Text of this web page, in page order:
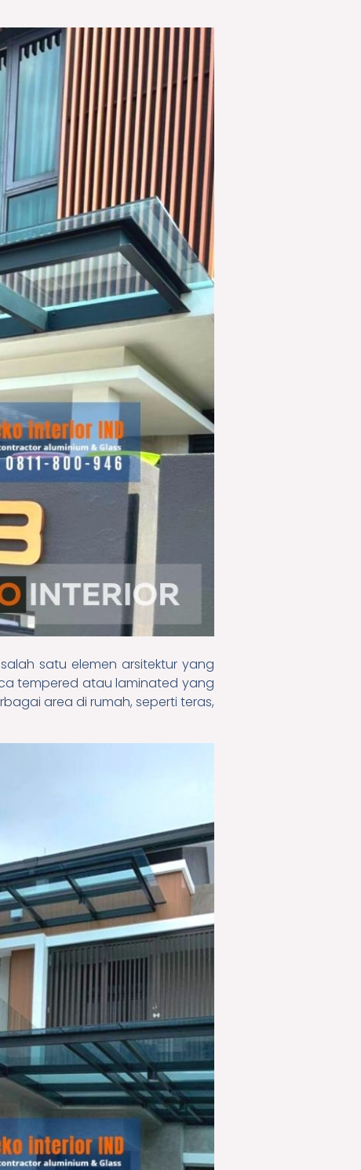
satu elemen arsitektur yang
tempered atau laminated yang
area di rumah, seperti teras,